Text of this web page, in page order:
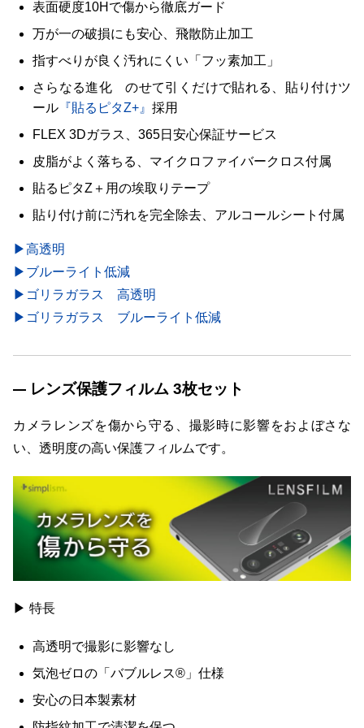
表面硬度10Hで傷から徹底ガード
万が一の破損にも安心、飛散防止加工
指すべりが良く汚れにくい「フッ素加工」
さらなる進化 のせて引くだけで貼れる、貼り付けツ
ール 『貼るピタZ+』 採用
FLEX 3Dガラス、365日安心保証サービス
皮脂がよく落ちる、マイクロファイバークロス付属
貼るピタZ＋用の埃取りテープ
貼り付け前に汚れを完全除去、アルコールシート付属
▶高透明
▶ブルーライト低減
▶ゴリラガラス 高透明
▶ゴリラガラス ブルーライト低減
レンズ保護フィルム 3枚セット
カメラレンズを傷から守る、撮影時に影響をおよぼさな
い、透明度の高い保護フィルムです。
▶ 特長
高透明で撮影に影響なし
気泡ゼロの「バブルレス®」仕様
安心の日本製素材